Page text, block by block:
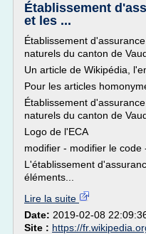
Établissement
et les ...
Établissement
naturels du canton de
Un article de Wikipédia,
Pour les articles
Établissement
naturels du canton de
Logo de l'ECA
modifier - modifier le code
L'établissement
éléments...
Lire la suite
Date: 2019-02-08
Site : https://